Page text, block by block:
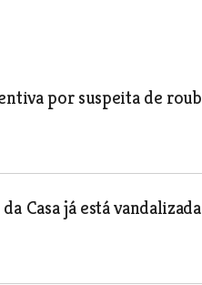
por suspeita de
Casa já está